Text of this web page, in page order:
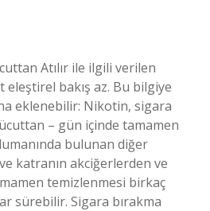
Atılır ile ilgili verilen
eleştirel bakış az. Bu bilgiye
eklenebilir: Nikotin, sigara
– gün içinde tamamen
bulunan diğer
katranın akciğerlerden ve
temizlenmesi birkaç
sürebilir. Sigara bırakma